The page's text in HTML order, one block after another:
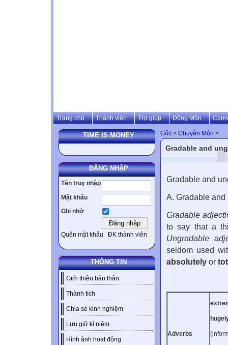
Trang chủ Thành viên Trợ giúp Đồng Môn
TIME IS MONEY
ĐĂNG NHẬP
Tên truy nhập
Mật khẩu
Ghi nhớ
Quên mật khẩu ĐK thành viên
THÔNG TIN
Giới thiệu bản thân
Thành tích
Chia sẻ kinh nghiệm
Lưu giữ kỉ niệm
Hình ảnh hoạt động
Gốc > Chuyên Môn >
Gradable and
Gradable and
A. Gradable
Gradable
to say that a
Ungradable
seldom used
absolutely or
Adverbs